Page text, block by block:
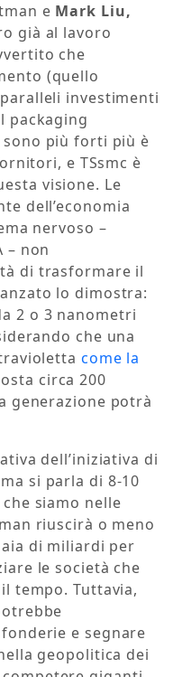
e Mark Liu,
già al lavoro
che
(quello
investimenti
packaging
più forti più è
e TSsmc è
visione. Le
dell’economia
nervoso –
– non
di trasformare il
lo dimostra:
2 o 3 nanometri
che una
come la
circa 200
generazione potrà
dell’iniziativa di
si parla di 8-10
siamo nelle
riuscirà o meno
di miliardi per
le società che
tempo. Tuttavia,
e segnare
geopolitica dei